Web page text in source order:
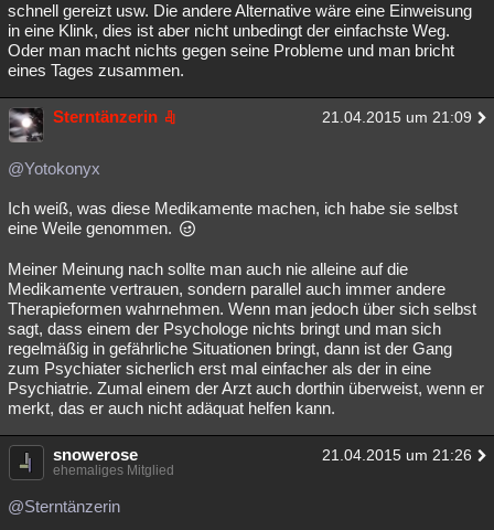
schnell gereizt usw. Die andere Alternative wäre eine Einweisung
in eine Klink, dies ist aber nicht unbedingt der einfachste Weg.
Oder man macht nichts gegen seine Probleme und man bricht
eines Tages zusammen.
Sterntänzerin 21.04.2015 um 21:09
@Yotokonyx
Ich weiß, was diese Medikamente machen, ich habe sie selbst
eine Weile genommen.
Meiner Meinung nach sollte man auch nie alleine auf die
Medikamente vertrauen, sondern parallel auch immer andere
Therapieformen wahrnehmen. Wenn man jedoch über sich selbst
sagt, dass einem der Psychologe nichts bringt und man sich
regelmäßig in gefährliche Situationen bringt, dann ist der Gang
zum Psychiater sicherlich erst mal einfacher als der in eine
Psychiatrie. Zumal einem der Arzt auch dorthin überweist, wenn er
merkt, das er auch nicht adäquat helfen kann.
snowerose 21.04.2015 um 21:26
ehemaliges Mitglied
@Sterntänzerin